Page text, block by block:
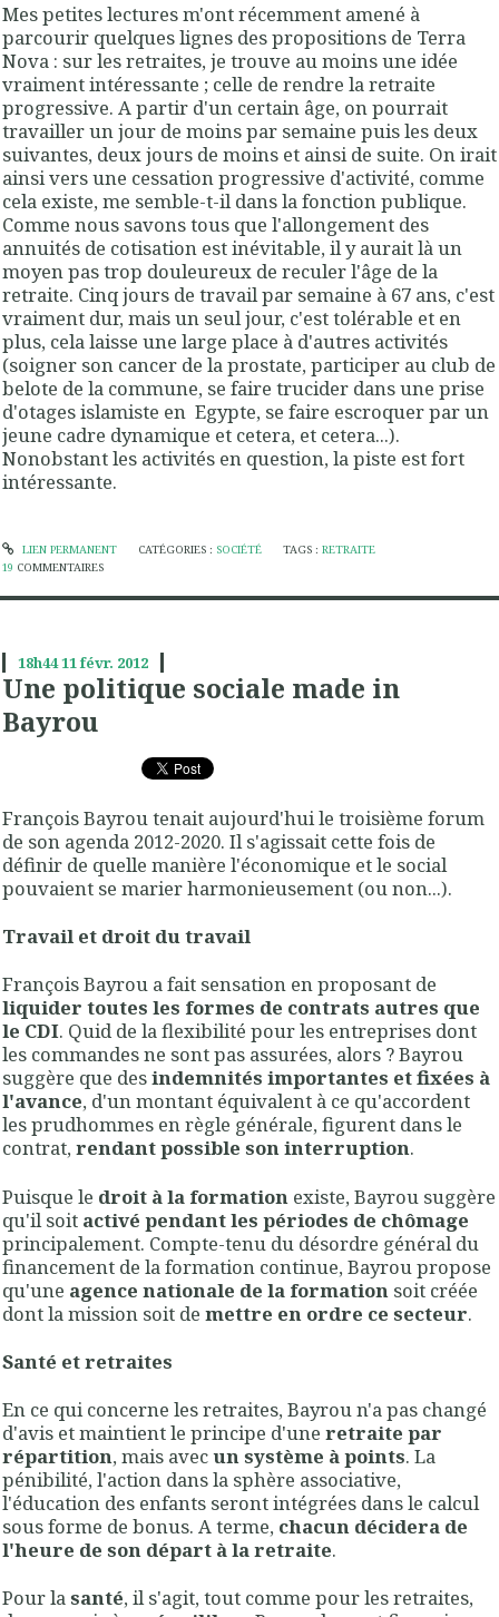
Mes petites lectures m'ont récemment amené à
parcourir quelques lignes des propositions de Terra
Nova : sur les retraites, je trouve au moins une idée
vraiment intéressante ; celle de rendre la retraite
progressive. A partir d'un certain âge, on pourrait
travailler un jour de moins par semaine puis les deux
suivantes, deux jours de moins et ainsi de suite. On irait
ainsi vers une cessation progressive d'activité, comme
cela existe, me semble-t-il dans la fonction publique.
Comme nous savons tous que l'allongement des
annuités de cotisation est inévitable, il y aurait là un
moyen pas trop douleureux de reculer l'âge de la
retraite. Cinq jours de travail par semaine à 67 ans, c'est
vraiment dur, mais un seul jour, c'est tolérable et en
plus, cela laisse une large place à d'autres activités
(soigner son cancer de la prostate, participer au club de
belote de la commune, se faire trucider dans une prise
d'otages islamiste en Egypte, se faire escroquer par un
jeune cadre dynamique et cetera, et cetera...).
Nonobstant les activités en question, la piste est fort
intéressante.
LIEN PERMANENT CATÉGORIES : SOCIÉTÉ TAGS :RETRAITE
19 COMMENTAIRES
18h4411févr. 2012
Une politique sociale made in
Bayrou
François Bayrou tenait aujourd'hui le troisième forum
de son agenda 2012-2020. Il s'agissait cette fois de
définir de quelle manière l'économique et le social
pouvaient se marier harmonieusement (ou non...).
Travail et droit du travail
François Bayrou a fait sensation en proposant de
liquider toutes les formes de contrats autres que
le CDI. Quid de la flexibilité pour les entreprises dont
les commandes ne sont pas assurées, alors ? Bayrou
suggère que desindemnités importantes et fixées à
l'avance, d'un montant équivalent à ce qu'accordent
les prudhommes en règle générale, figurent dans le
contrat,rendant possible son interruption.
Puisque le droit à la formation existe, Bayrou suggère
qu'il soit activé pendant les périodes de chômage
principalement. Compte-tenu du désordre général du
financement de la formation continue, Bayrou propose
qu'une agence nationale de la formation soit créée
dont la mission soit de mettre en ordre ce secteur.
Santé et retraites
En ce qui concerne les retraites, Bayrou n'a pas changé
d'avis et maintient le principe d'une retraite par
répartition, mais avecun système à points. La
pénibilité, l'action dans la sphère associative,
l'éducation des enfants seront intégrées dans le calcul
sous forme de bonus. A terme, chacun décidera de
l'heure de son départ à la retraite.
Pour lasanté, il s'agit, tout comme pour les retraites,